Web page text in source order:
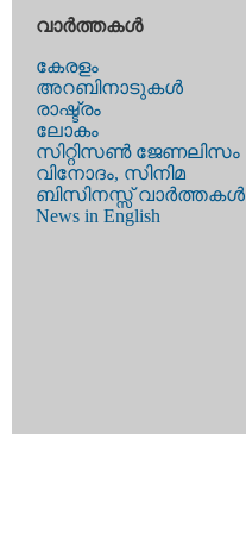
വാര്‍ത്തകള്‍
കേരളം
അറബിനാടുകള്‍
രാഷ്ട്രം
ലോകം
സിറ്റിസണ്‍ ജേണലിസം
വിനോദം, സിനിമ
ബിസിനസ്സ് വാര്‍ത്തകള്‍
News in English